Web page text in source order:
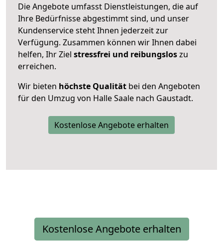
Die Angebote umfasst Dienstleistungen, die auf
Ihre Bedürfnisse abgestimmt sind, und unser
Kundenservice steht Ihnen jederzeit zur
Verfügung. Zusammen können wir Ihnen dabei
helfen, Ihr Ziel stressfrei und reibungsloszu
erreichen.
Wir bieten höchste Qualität bei den Angeboten
für den Umzug von Halle Saale nach Gaustadt.
Kostenlose Angebote erhalten
Kostenlose Angebote erhalten